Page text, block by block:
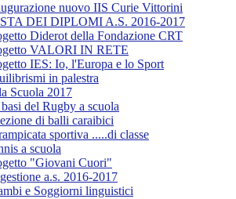
nuovo IIS Curie Vittorini
DEI DIPLOMI A.S. 2016-2017
Diderot della Fondazione CRT
VALORI IN RETE
IES: Io, l'Europa e lo Sport
in palestra
Scuola 2017
del Rugby a scuola
di balli caraibici
sportiva .....di classe
a scuola
"Giovani Cuori"
a.s. 2016-2017
e Soggiorni linguistici